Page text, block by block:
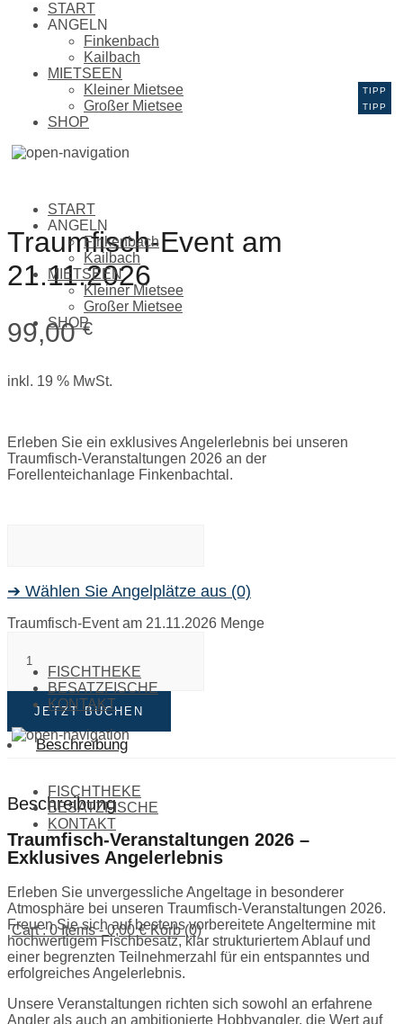
START
ANGELN
Finkenbach
Kailbach
MIETSEEN
Kleiner Mietsee
Großer Mietsee
SHOP
START
ANGELN
Finkenbach
Kailbach
MIETSEEN
Kleiner Mietsee
Großer Mietsee
SHOP
FISCHTHEKE
BESATZFISCHE
KONTAKT
FISCHTHEKE
BESATZFISCHE
KONTAKT
Cart : 0 Items -0,00€ Korb (0)
Traumfisch-Event am
21.11.2026
99,00€
inkl. 19 % MwSt.
Erleben Sie ein exklusives Angelerlebnis bei unseren
Traumfisch-Veranstaltungen 2026 an der
Forellenteichanlage Finkenbachtal.
➔ Wählen Sie Angelplätze aus (0)
Traumfisch-Event am 21.11.2026 Menge
JETZT BUCHEN
Beschreibung
Beschreibung
Traumfisch-Veranstaltungen 2026 –
Exklusives Angelerlebnis
Erleben Sie unvergessliche Angeltage in besonderer
Atmosphäre bei unseren Traumfisch-Veranstaltungen 2026.
Freuen Sie sich auf bestens vorbereitete Angeltermine mit
hochwertigem Fischbesatz, klar strukturiertem Ablauf und
einer begrenzten Teilnehmerzahl für ein entspanntes und
erfolgreiches Angelerlebnis.
Unsere Veranstaltungen richten sich sowohl an erfahrene
Angler als auch an ambitionierte Hobbyangler, die Wert auf